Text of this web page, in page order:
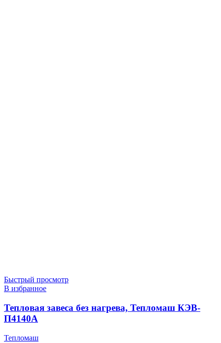
Быстрый просмотр
В избранное
Тепловая завеса без нагрева, Тепломаш КЭВ-
П4140А
Тепломаш